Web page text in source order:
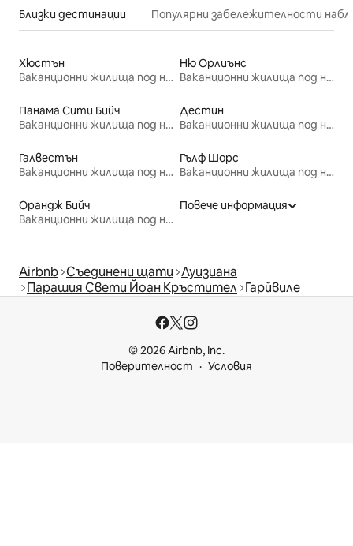
Близки дестинации Популярни забележителности
Хюстън
Ваканционни жилища под наем
Ню Орлиънс
Ваканционни жилища под наем
Панама Сити Бийч
Ваканционни жилища под наем
Дестин
Ваканционни жилища под наем
Галвестън
Ваканционни жилища под наем
Гълф Шорс
Ваканционни жилища под наем
Орандж Бийч
Ваканционни жилища под наем
Повече информация
Airbnb Съединени щати Луизиана
Парашия Свети Йоан Кръстител Гарйвиле
© 2026 Airbnb, Inc.
Поверителност
Условия